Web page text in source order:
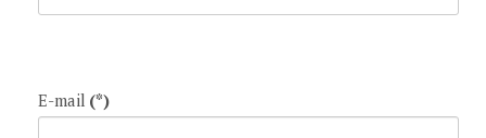
E-mail (*)